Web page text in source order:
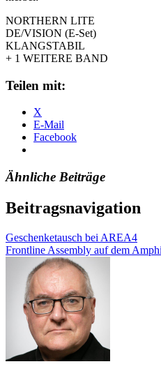
NORTHERN LITE
DE/VISION (E-Set)
KLANGSTABIL
+ 1 WEITERE BAND
Teilen mit:
X
E-Mail
Facebook
Ähnliche Beiträge
Beitragsnavigation
Geschenketausch bei AREA4
Frontline Assembly auf dem